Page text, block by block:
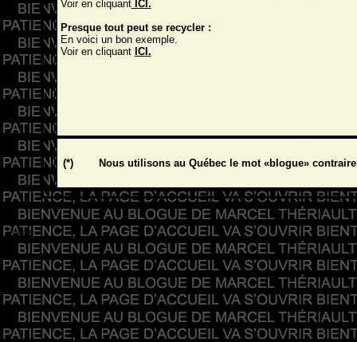
Voir en cliquantICI.
Presque tout peut se recycler :
En voici un bon exemple.
Voir en cliquant ICI.
(*) Nous utilisons au Québec le mot «blogue»
Google